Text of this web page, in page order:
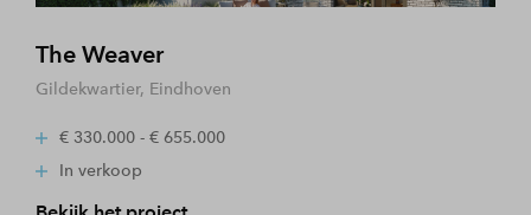
The Weaver
Gildekwartier, Eindhoven
€ 330.000 - € 655.000
In verkoop